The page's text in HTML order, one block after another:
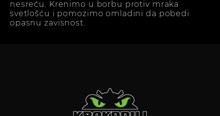
nesreću. Krenimo u borbu protiv mraka
svetlošću i pomozimo omladini da pobedi
opasnu zavisnost.